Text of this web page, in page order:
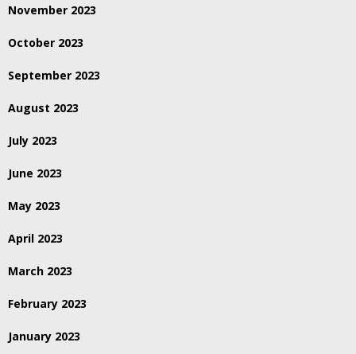
November 2023
October 2023
September 2023
August 2023
July 2023
June 2023
May 2023
April 2023
March 2023
February 2023
January 2023